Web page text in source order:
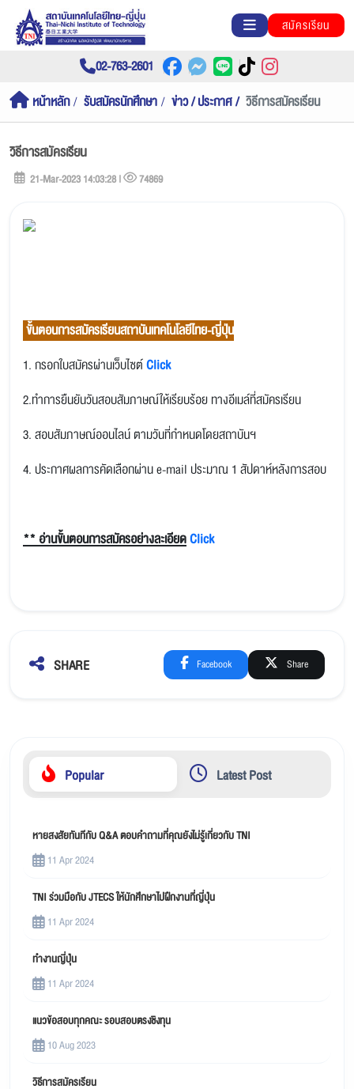
สมัครเรียน
02-763-2601
หน้าหลัก รับสมัครนักศึกษา ข่าว / ประกาศ วิธีการสมัครเรียน
วิธีการสมัครเรียน
21-Mar-2023 14:03:28 | 74869
ขั้นตอนการสมัครเรียนสถาบันเทคโนโลยีไทย-ญี่ปุ่น
1. กรอกใบสมัครผ่านเว็บไซต์Click
2.ทำการยืนยันวันสอบสัมภาษณ์ให้เรียบร้อย ทางอีเมล์ที่สมัครเรียน
3. สอบสัมภาษณ์ออนไลน์ ตามวันที่กำหนดโดยสถาบันฯ
4. ประกาศผลการคัดเลือกผ่าน e-mail ประมาณ 1 สัปดาห์หลังการสอบ
** อ่านขั้นตอนการสมัครอย่างละเอียดClick
SHARE Facebook Share
Popular Latest Post
หายสงสัยทันทีกับ Q&A ตอบคำถามที่คุณยังไม่รู้เกี่ยวกับ TNI
11 Apr 2024
TNI ร่วมมือกับ JTECS ให้นักศึกษาไปฝึกงานที่ญี่ปุ่น
11 Apr 2024
ทำงานญี่ปุ่น
11 Apr 2024
แนวข้อสอบทุกคณะ รอบสอบตรงชิงทุน
10 Aug 2023
วิธีการสมัครเรียน